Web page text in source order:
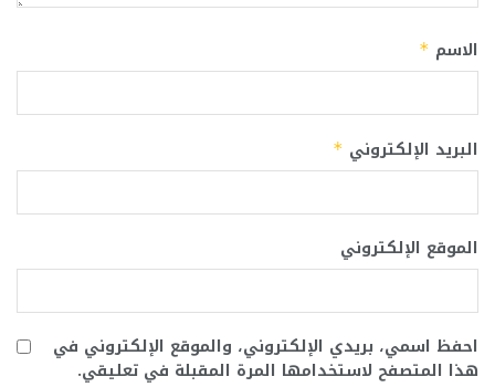
الاسم *
البريد الإلكتروني *
الموقع الإلكتروني
احفظ اسمي، بريدي الإلكتروني، والموقع الإلكتروني في
هذا المتصفح لاستخدامها المرة المقبلة في تعليقي.